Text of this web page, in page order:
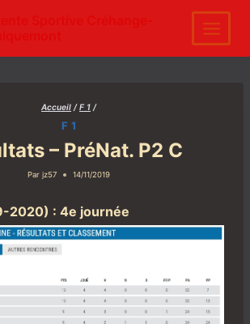
Accueil / F 1 /
F 1
– PréNat. P2 C
Par jz57 14/11/2019
2020) : 4e journée